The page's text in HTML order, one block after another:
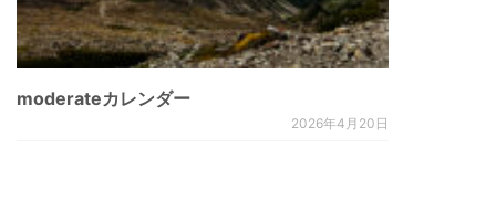
moderateカレンダー
2026年4月20日